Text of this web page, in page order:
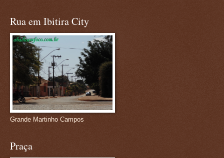
Rua em Ibitira City
Grande Martinho Campos
Praça